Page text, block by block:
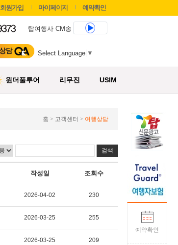
예약확인
회원가입 마이페이지 예약확인
탑여행사 CM송
Select Language ▼
원더풀투어 리무진 USIM
홈 > 고객센터 > 여행상담
작성일 조회수
2026-04-02 230
2026-03-25 255
2026-03-25 209